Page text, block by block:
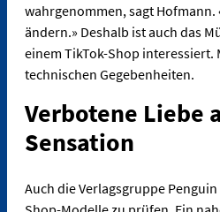
wahrgenommen, sagt Hofmann.
ändern.» Deshalb ist auch das
einem TikTok-Shop interessiert.
technischen Gegebenheiten.
Verbotene Liebe
Sensation
Auch die Verlagsgruppe